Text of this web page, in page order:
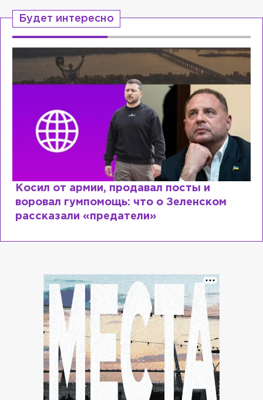
Будет интересно
Рыдает из-за мужа, но опять
Лазаревым: как Лера Кудрявцева
сходит с ума